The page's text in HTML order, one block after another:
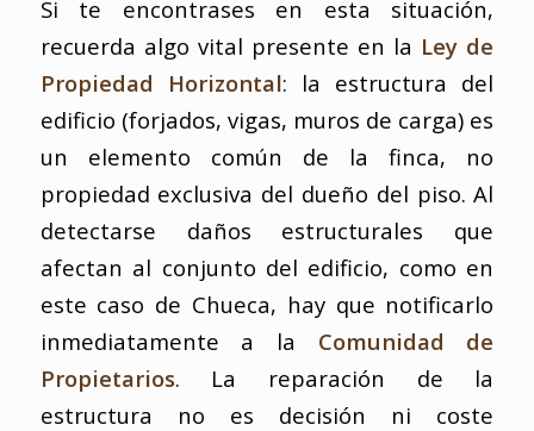
Si te encontrases en esta situación,
recuerda algo vital presente en la Ley de
Propiedad Horizontal: la estructura del
edificio (forjados, vigas, muros de carga) es
un elemento común de la finca, no
propiedad exclusiva del dueño del piso. Al
detectarse daños estructurales que
afectan al conjunto del edificio, como en
este caso de Chueca, hay que notificarlo
inmediatamente a la Comunidad de
Propietarios. La reparación de la
estructura no es decisión ni coste